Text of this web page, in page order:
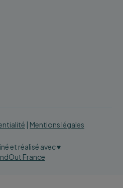
| Mentions légales
et réalisé avec ♥
France